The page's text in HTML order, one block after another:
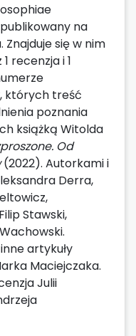
na
się w nim
recenzja i 1
których treść
poznania
książką Witolda
Od
(2022). Autorkami i
Derra,
Stawski,
artykuły
Maciejczaka.
Julii